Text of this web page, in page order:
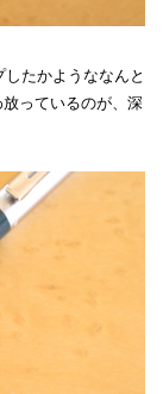
たかようななんと
っているのが、深